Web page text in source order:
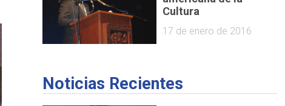
Cultura
17 de enero de 2016
Noticias Recientes